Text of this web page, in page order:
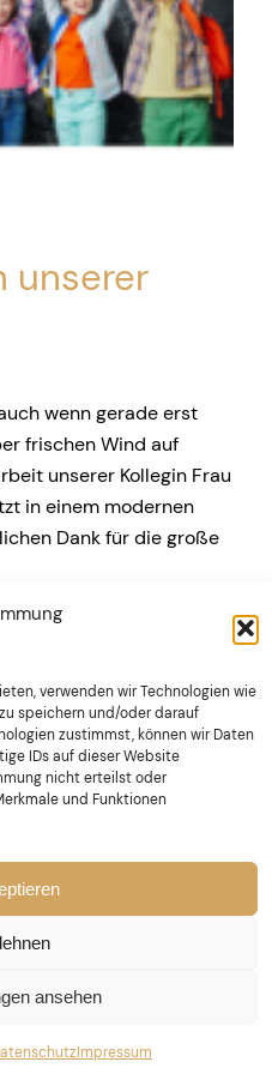
verwenden wir Technologien wie
speichern und/oder darauf
zustimmst, können wir Daten
IDs auf dieser Website
nicht erteilst oder
und Funktionen
ansehen
Impressum
unserer
wenn gerade erst
frischen Wind auf
unserer Kollegin Frau
in einem modernen
Dank für die große
Impressum